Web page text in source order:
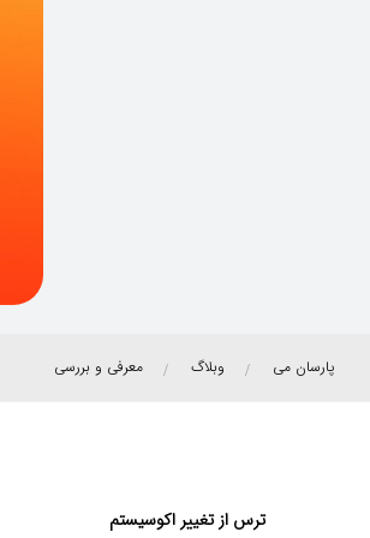
پارسان می وبلاگ معرفی و بررسی
ترس از تغییر اکوسیستم